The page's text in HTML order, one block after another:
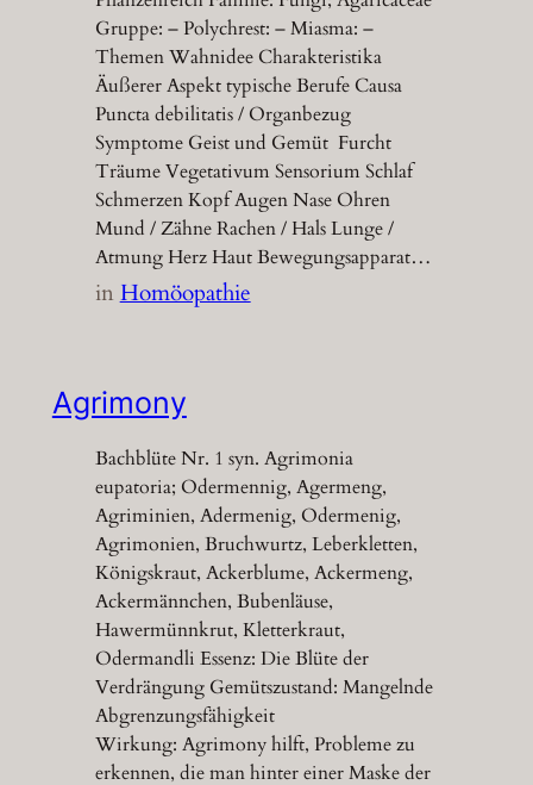
Gruppe: – Polychrest: – Miasma: –
Themen Wahnidee Charakteristika
Äußerer Aspekt typische Berufe Causa
Puncta debilitatis / Organbezug
Symptome Geist und Gemüt Furcht
Träume Vegetativum Sensorium Schlaf
Schmerzen Kopf Augen Nase Ohren
Mund / Zähne Rachen / Hals Lunge /
Atmung Herz Haut Bewegungsapparat…
inHomöopathie
Agrimony
Bachblüte Nr. 1 syn. Agrimonia
eupatoria; Odermennig, Agermeng,
Agriminien, Adermenig, Odermenig,
Agrimonien, Bruchwurtz, Leberkletten,
Königskraut, Ackerblume, Ackermeng,
Ackermännchen, Bubenläuse,
Hawermünnkrut, Kletterkraut,
Odermandli Essenz: Die Blüte der
Verdrängung Gemütszustand: Mangelnde
Abgrenzungsfähigkeit
Wirkung: Agrimony hilft, Probleme zu
erkennen, die man hinter einer Maske der